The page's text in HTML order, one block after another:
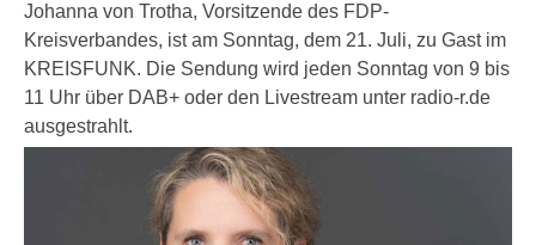
Johanna von Trotha, Vorsitzende des FDP-
Kreisverbandes, ist am Sonntag, dem 21. Juli, zu Gast im
KREISFUNK. Die Sendung wird jeden Sonntag von 9 bis
11 Uhr über DAB+ oder den Livestream unter radio-r.de
ausgestrahlt.